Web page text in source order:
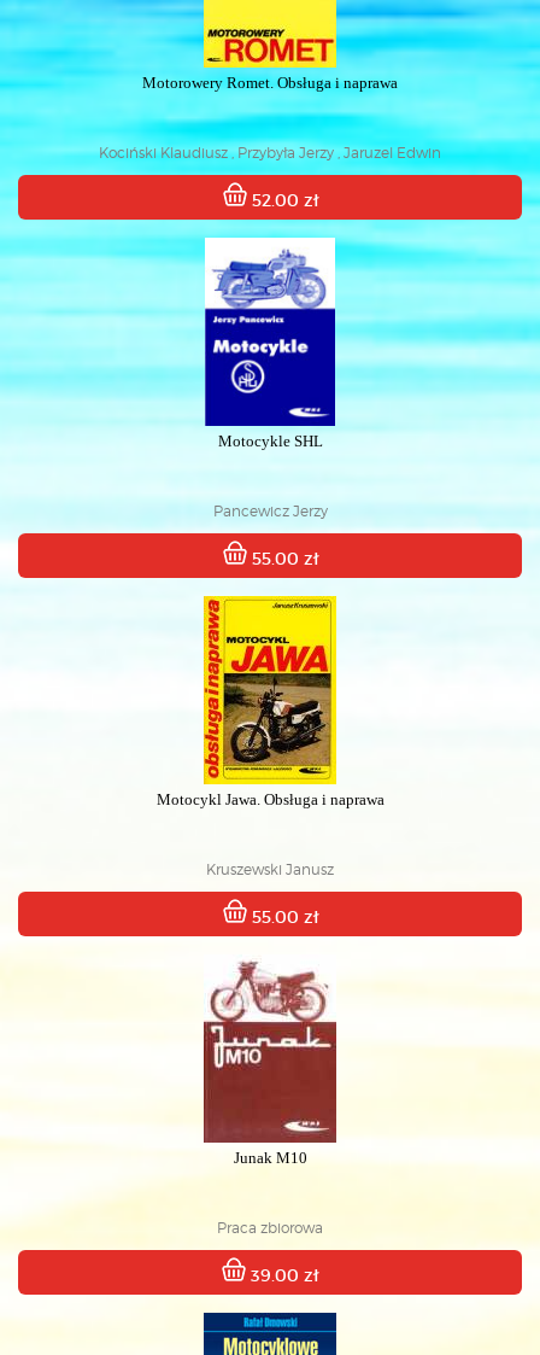
Motorowery Romet. Obsługa i naprawa
Kociński Klaudiusz , Przybyła Jerzy , Jaruzel Edwin
52.00 zł
Motocykle SHL
Pancewicz Jerzy
55.00 zł
Motocykl Jawa. Obsługa i naprawa
Kruszewski Janusz
55.00 zł
Junak M10
Praca zbiorowa
39.00 zł